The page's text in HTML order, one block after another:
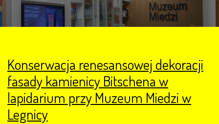
Konserwacja renesansowej dekoracji
fasady kamienicy Bitschena w
lapidarium przy Muzeum Miedzi w
Legnicy